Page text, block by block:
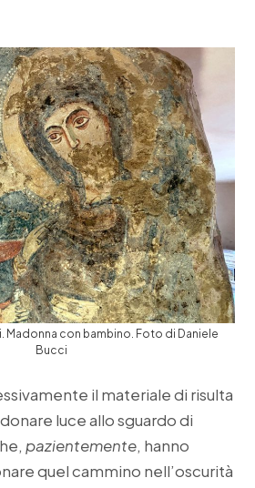
Madonna con bambino. Foto di Daniele
Bucci
il materiale di risulta
luce allo sguardo di
pazientemente, hanno
quel cammino nell’oscurità